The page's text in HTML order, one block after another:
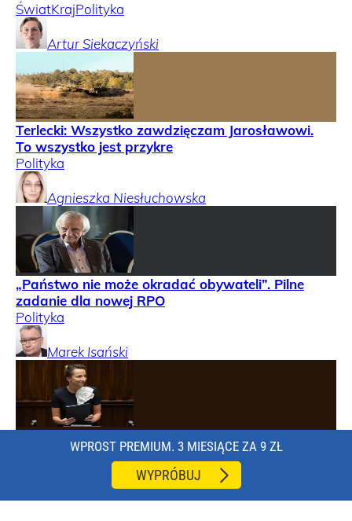
ŚwiatKrajPolityka
ArturSiekaczyński
Terlecki: Wszystko zawdzięczam Jarosławowi.
To wszystko jest przykre
Polityka
Agnieszka Niesłuchowska
„Państwo nie może okradać obywateli”. Pilne
zadanie dla nowej RPO
Polityka
Marek Isański
WPROST PREMIUM. 3 MIESIĄCE ZA 9 ZŁ
WYPRÓBUJ